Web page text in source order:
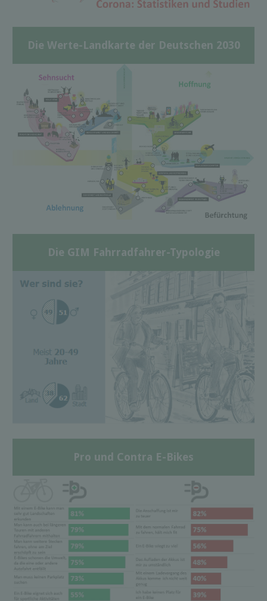
Die Werte-Landkarte der Deutschen 2030
Die GIM Fahrradfahrer-Typologie
Pro und Contra E-Bikes